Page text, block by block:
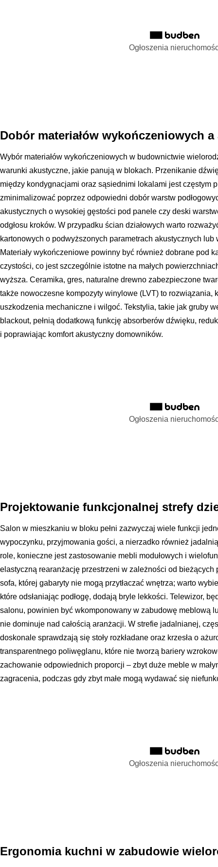
Ogłoszenia
Dobór materiałów wykończeniowych
Wybór materiałów wykończeniowych w budownictwie
warunki akustyczne, jakie panują w blokach. Przenikanie
między kondygnacjami oraz sąsiednimi lokalami jest częstym
zminimalizować poprzez odpowiedni dobór warstw
akustycznych o wysokiej gęstości pod panele czy deski
odgłosu kroków. W przypadku ścian działowych warto
kartonowych o podwyższonych parametrach akustycznych lub
Materiały wykończeniowe powinny być również dobrane pod
czystości, co jest szczególnie istotne na małych
wyższa. Ceramika, gres, naturalne drewno zabezpieczone
także nowoczesne kompozyty winylowe (LVT) to rozwiązania,
uszkodzenia mechaniczne i wilgoć. Tekstylia, takie jak gruby
blackout, pełnią dodatkową funkcję absorberów dźwięku,
i poprawiając komfort akustyczny domowników.
Ogłoszenia
Projektowanie funkcjonalnej strefy
Salon w mieszkaniu w bloku pełni zazwyczaj wiele funkcji
wypoczynku, przyjmowania gości, a nierzadko również
role, konieczne jest zastosowanie mebli modułowych i
elastyczną rearanżację przestrzeni w zależności od bieżących
sofa, której gabaryty nie mogą przytłaczać wnętrza; warto
które odsłaniając podłogę, dodają bryle lekkości. Telewizor,
salonu, powinien być wkomponowany w zabudowę meblową
nie dominuje nad całością aranżacji. W strefie jadalnianej,
doskonale sprawdzają się stoły rozkładane oraz krzesła o
transparentnego poliwęglanu, które nie tworzą bariery
zachowanie odpowiednich proporcji – zbyt duże meble w
zagracenia, podczas gdy zbyt małe mogą wydawać się
Ogłoszenia
Ergonomia kuchni w zabudowie